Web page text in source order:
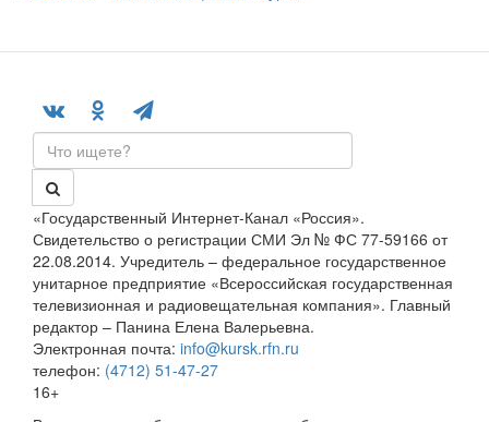
«Государственный Интернет-Канал «Россия».
Свидетельство о регистрации СМИ Эл № ФС 77-59166 от
22.08.2014. Учредитель – федеральное государственное
унитарное предприятие «Всероссийская государственная
телевизионная и радиовещательная компания». Главный
редактор – Панина Елена Валерьевна.
Электронная почта: info@kursk.rfn.ru
телефон: (4712) 51-47-27
16+